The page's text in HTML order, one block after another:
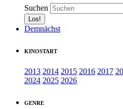
Suchen
Demnächst
KINOSTART
2013 2014 2015 2016 2017
2024 2025 2026
GENRE